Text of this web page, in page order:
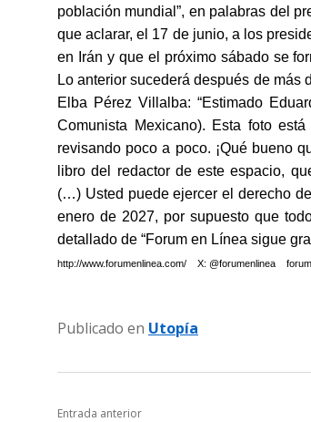
población mundial”, en palabras del
que aclarar, el 17 de junio, a los
en Irán y que el próximo sábado se
Lo anterior sucederá después de más
Elba Pérez Villalba: “Estimado
Comunista Mexicano). Esta foto
revisando poco a poco. ¡Qué bueno
libro del redactor de este espacio,
(…) Usted puede ejercer el derecho
enero de 2027, por supuesto que
detallado de “Forum en Línea sigue
http://www.forumenlinea.com/ X: @forumenlinea
Publicado en Utopía
Entrada anterior